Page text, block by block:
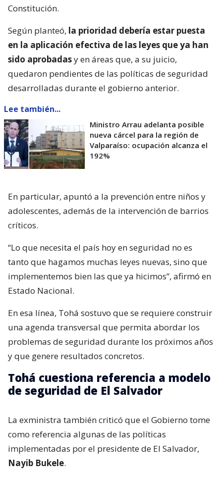
Constitución.
Según planteó, la prioridad debería estar puesta
en la aplicación efectiva de las leyes que ya han
sido aprobadasy en áreas que, a su juicio,
quedaron pendientes de las políticas de seguridad
desarrolladas durante el gobierno anterior.
Lee también...
Ministro Arrau adelanta posible
nueva cárcel para la región de
Valparaíso: ocupación alcanza el
192%
En particular, apuntó a la prevención entre niños y
adolescentes, además de la intervención de barrios
críticos.
“Lo que necesita el país hoy en seguridad no es
tanto que hagamos muchas leyes nuevas, sino que
implementemos bien las que ya hicimos”, afirmó en
Estado Nacional.
En esa línea, Tohá sostuvo que se requiere construir
una agenda transversal que permita abordar los
problemas de seguridad durante los próximos años
y que genere resultados concretos.
Tohá cuestiona referencia a modelo
de seguridad de El Salvador
La exministra también criticó que el Gobierno tome
como referencia algunas de las políticas
implementadas por el presidente de El Salvador,
Nayib Bukele.